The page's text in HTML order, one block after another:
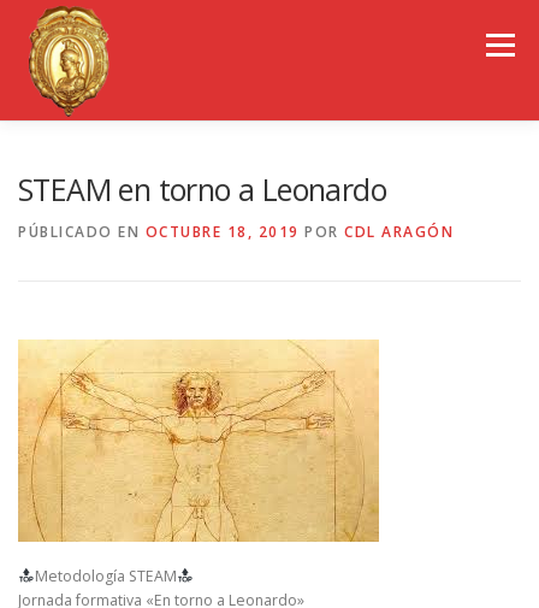
contenido
Menú
OBSERVATORIOS CONGRESOS
REVISTA CDL-ARAGÓN
STEAM en torno a Leonardo
PÚBLICADO EN OCTUBRE 18, 2019 POR CDL ARAGÓN
Metodología STEAM
Jornada formativa «En torno a Leonardo»